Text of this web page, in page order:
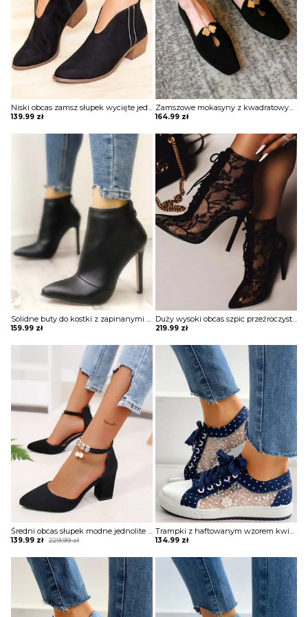
BLUZY
BUTY
SWETRY
139.99 zł 164.99 zł
Solidne buty do kostki z zapinanymi na zamek noskami Jovan
159.99 zł
Duży wysoki obcas szpic przeźroczyste koronka modne wiązanie eleganckie damskie buty sandały szpilki Noga
219.99 zł
229.99zł
Original
was:
229.99 zł.
139.99 zł
Current
is:
139.99 zł.
134.99 zł